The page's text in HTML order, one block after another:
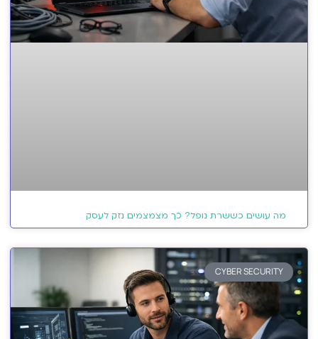
מה עושים כששרת נופל? כך מצמצמים נזק לעסק
CYBER SECURITY